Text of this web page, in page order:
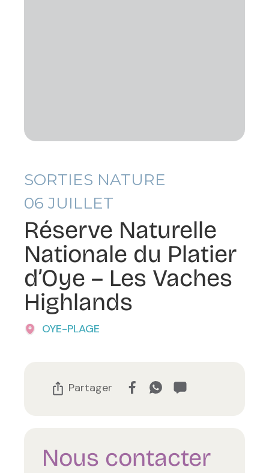
SORTIES NATURE
06 JUILLET
Réserve Naturelle
Nationale du Platier
d’Oye – Les Vaches
Highlands
OYE-PLAGE
Partager
Nous contacter